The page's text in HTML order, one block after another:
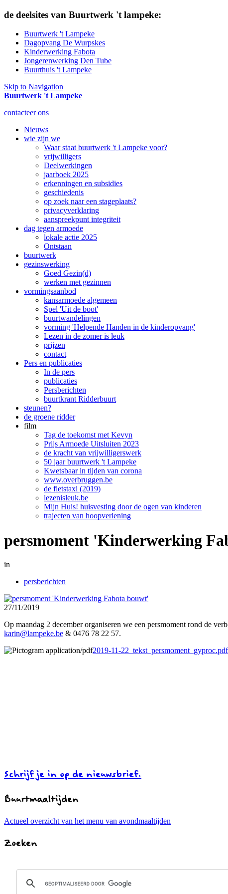
de deelsites van Buurtwerk 't lampeke:
Buurtwerk 't Lampeke
Dagopvang De Wurpskes
Kinderwerking Fabota
Jongerenwerking Den Tube
Buurthuis 't Lampeke
Skip to Navigation
Buurtwerk 't Lampeke
contacteer ons
Nieuws
wie zijn we
Waar staat buurtwerk 't Lampeke voor?
vrijwilligers
Deelwerkingen
jaarboek 2025
erkenningen en subsidies
geschiedenis
op zoek naar een stageplaats?
privacyverklaring
aanspreekpunt integriteit
dag tegen armoede
lokale actie 2025
Ontstaan
buurtwerk
gezinswerking
Goed Gezin(d)
werken met gezinnen
vormingsaanbod
kansarmoede algemeen
Spel 'Uit de boot'
buurtwandelingen
vorming 'Helpende Handen in de kinderopvang'
Lezen in de zomer is leuk
prijzen
contact
Pers en publicaties
In de pers
publicaties
Persberichten
buurtkrant Ridderbuurt
steunen?
de groene ridder
film
Tag de toekomst met Kevyn
Prijs Armoede Uitsluiten 2023
de kracht van vrijwilligerswerk
50 jaar buurtwerk 't Lampeke
Kwetsbaar in tijden van corona
www.overbruggen.be
de fietstaxi (2019)
lezenisleuk.be
Mijn Huis! huisvesting door de ogen van kinderen
trajecten van hoopverlening
persmoment 'Kinderwerking
in
persberichten
27/11/2019
Op maandag 2 december organiseren we een persmoment rond de
karin@lampeke.be & 0476 78 22 57.
2019-11-22_tekst_persmoment_gyproc.pdf
Schrijf je in op de nieuwsbrief.
Buurtmaaltijden
Actueel overzicht van het menu van avondmaaltijden
Zoeken